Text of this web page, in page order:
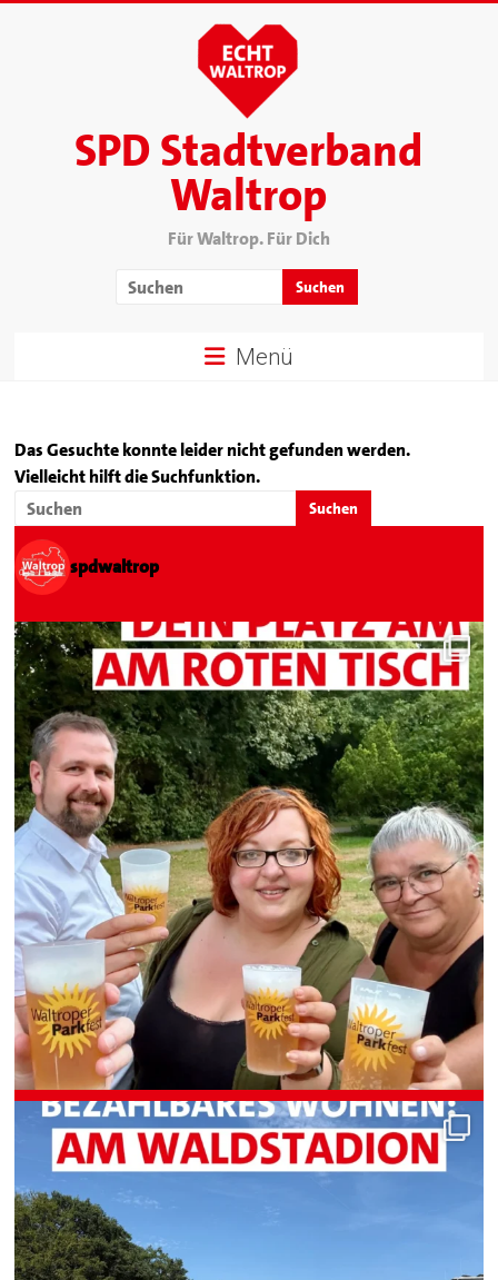
SPD Stadtverband
Waltrop
Für Waltrop. Für Dich
Menü
Das Gesuchte konnte leider nicht gefunden werden.
Vielleicht hilft die Suchfunktion.
spdwaltrop